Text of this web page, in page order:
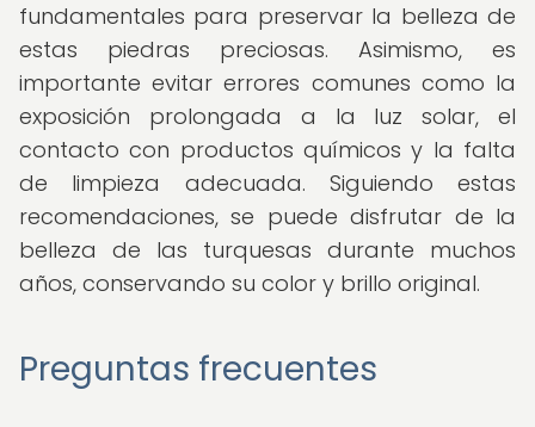
fundamentales para preservar la belleza de
estas piedras preciosas. Asimismo, es
importante evitar errores comunes como la
exposición prolongada a la luz solar, el
contacto con productos químicos y la falta
de limpieza adecuada. Siguiendo estas
recomendaciones, se puede disfrutar de la
belleza de las turquesas durante muchos
años, conservando su color y brillo original.
Preguntas frecuentes